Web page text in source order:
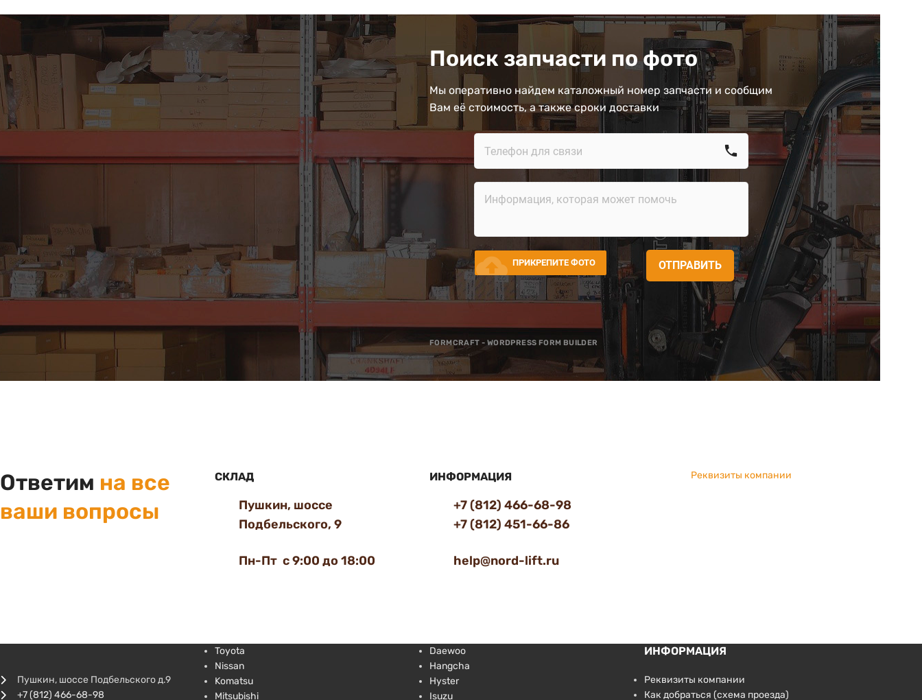
Поиск запчасти по фото
Мы оперативно найдем каталожный номер запчасти и сообщим
Вам её стоимость, а также сроки доставки
call
cloud_upload ПРИКРЕПИТЕ ФОТО ОТПРАВИТЬ
FORMCRAFT - WORDPRESS FORM BUILDER
Ответим на все
ваши вопросы
СКЛАД
Пушкин, шоссе
Подбельского, 9
Пн-Пт с 9:00 до 18:00
ИНФОРМАЦИЯ
+7 (812) 466-68-98
+7 (812) 451-66-86
help@nord-lift.ru
Реквизиты компании
Пушкин, шоссе Подбельского д.9
+7 (812) 466-68-98
Toyota
Nissan
Komatsu
Mitsubishi
Daewoo
Hangcha
Hyster
Isuzu
ИНФОРМАЦИЯ
Реквизиты компании
Как добраться (схема проезда)